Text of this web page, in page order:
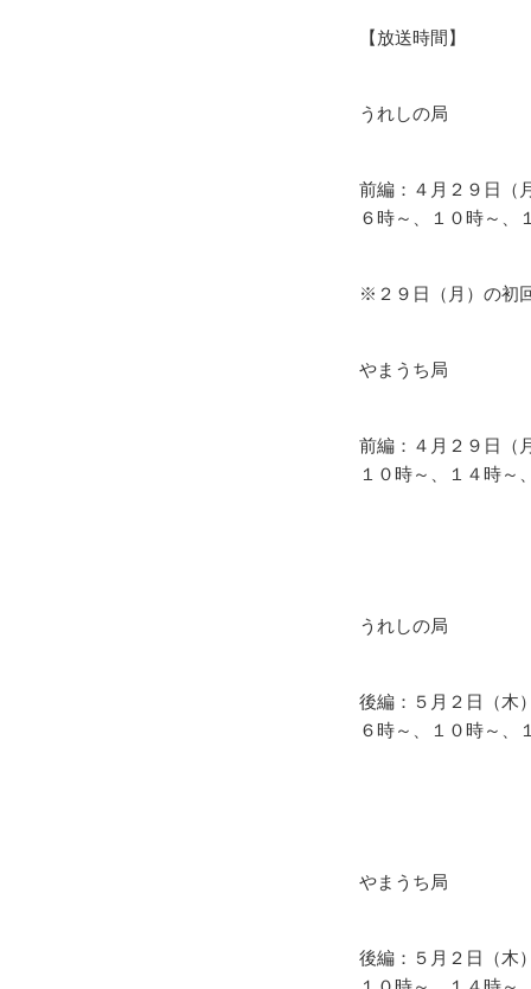
【放送時間】
うれしの局
前編：４月２９日（
６時～、１０時～、
※２９日（月）の初
やまうち局
前編：４月２９日（
１０時～、１４時～
うれしの局
後編：５ 月２日（木
６時～、１０時～、
やまうち局
後編：５月２日（木